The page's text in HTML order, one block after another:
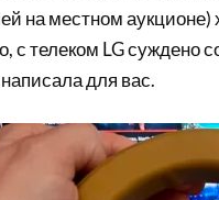
на местном
с телеком LG суждено
написала для вас.